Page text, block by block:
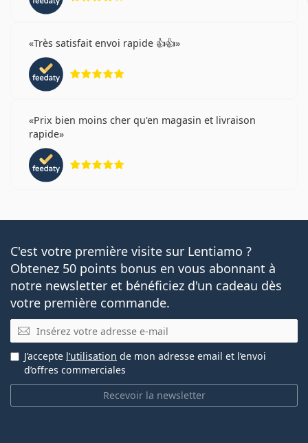
Très satisfait envoi rapide 👍👍
Prix bien moins cher qu'en magasin et livraison
rapide
C'est votre première visite sur Lentiamo ?
Obtenez 50 points bonus en vous abonnant à
notre newsletter et bénéficiez d'un cadeau dès
votre première commande.
E-mail
Recevoir la newsletter
J’accepte l’utilisation de mon adresse email et l’envoi
d’offres commerciales